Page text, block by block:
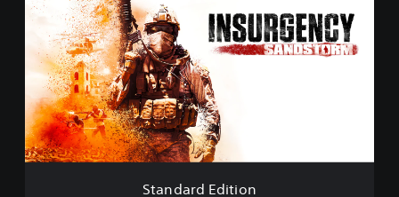
a
E
d
i
t
Standard Edition